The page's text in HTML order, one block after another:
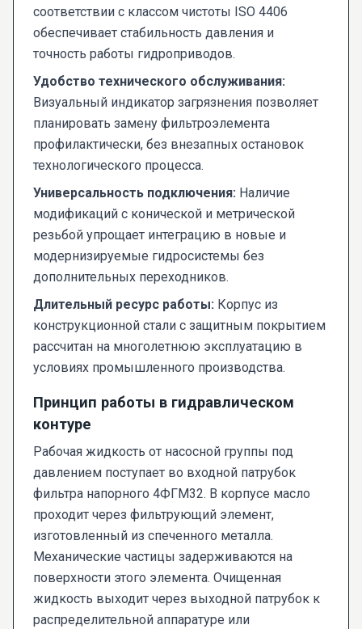
соответствии с классом чистоты ISO 4406
обеспечивает стабильность давления и
точность работы гидроприводов.
Удобство технического обслуживания:
Визуальный индикатор загрязнения позволяет
планировать замену фильтроэлемента
профилактически, без внезапных остановок
технологического процесса.
Универсальность подключения: Наличие
модификаций с конической и метрической
резьбой упрощает интеграцию в новые и
модернизируемые гидросистемы без
дополнительных переходников.
Длительный ресурс работы: Корпус из
конструкционной стали с защитным покрытием
рассчитан на многолетнюю эксплуатацию в
условиях промышленного производства.
Принцип работы в гидравлическом
контуре
Рабочая жидкость от насосной группы под
давлением поступает во входной патрубок
фильтра напорного 4ФГМ32. В корпусе масло
проходит через фильтрующий элемент,
изготовленный из спеченного металла.
Механические частицы задерживаются на
поверхности этого элемента. Очищенная
жидкость выходит через выходной патрубок к
распределительной аппаратуре или